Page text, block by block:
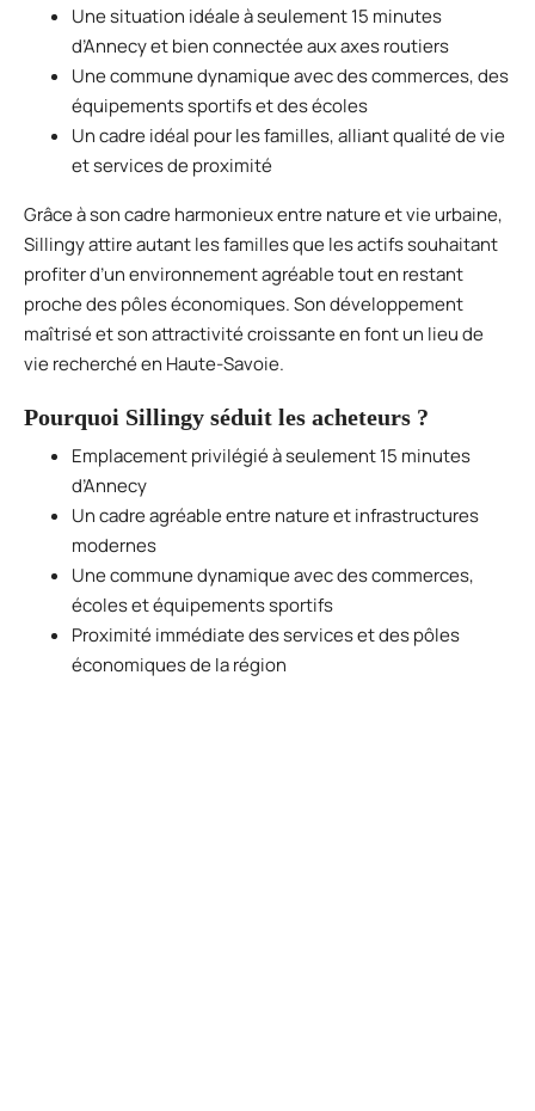
Une situation idéale à seulement 15 minutes
d’Annecy et bien connectée aux axes routiers
Une commune dynamique avec des commerces, des
équipements sportifs et des écoles
Un cadre idéal pour les familles, alliant qualité de vie
et services de proximité
Grâce à son cadre harmonieux entre nature et vie urbaine,
Sillingy attire autant les familles que les actifs souhaitant
profiter d’un environnement agréable tout en restant
proche des pôles économiques. Son développement
maîtrisé et son attractivité croissante en font un lieu de
vie recherché en Haute-Savoie.
Pourquoi Sillingy séduit les acheteurs ?
Emplacement privilégié à seulement 15 minutes
d’Annecy
Un cadre agréable entre nature et infrastructures
modernes
Une commune dynamique avec des commerces,
écoles et équipements sportifs
Proximité immédiate des services et des pôles
économiques de la région